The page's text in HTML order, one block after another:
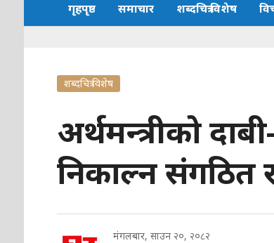
गृहपृष्ठ समाचार शब्दचित्र विशेष
शब्दचित्र विशेष
अर्थमन्त्रीको
निकाल्न संगठित
मंगलबार, साउन २०, २०८२